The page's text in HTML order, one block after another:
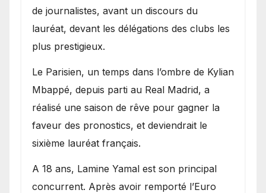
de journalistes, avant un discours du
lauréat, devant les délégations des clubs les
plus prestigieux.
Le Parisien, un temps dans l’ombre de Kylian
Mbappé, depuis parti au Real Madrid, a
réalisé une saison de rêve pour gagner la
faveur des pronostics, et deviendrait le
sixième lauréat français.
A 18 ans, Lamine Yamal est son principal
concurrent. Après avoir remporté l’Euro